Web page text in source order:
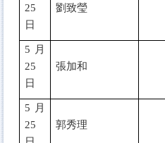
25
日
劉致瑩
5 月
25
日
張加和
5 月
25
郭秀理